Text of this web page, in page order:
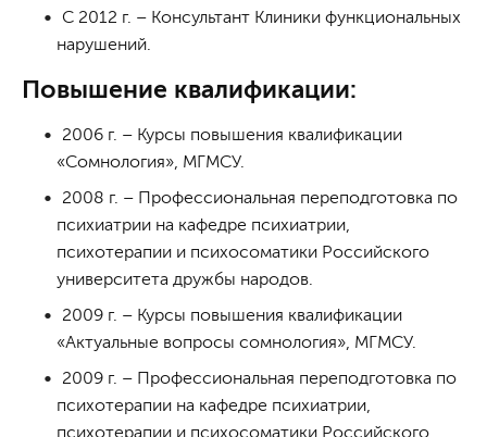
С 2012 г. – Консультант Клиники функциональных
нарушений.
Повышение квалификации:
2006 г. – Курсы повышения квалификации
«Сомнология», МГМСУ.
2008 г. – Профессиональная переподготовка по
психиатрии на кафедре психиатрии,
психотерапии и психосоматики Российского
университета дружбы народов.
2009 г. – Курсы повышения квалификации
«Актуальные вопросы сомнология», МГМСУ.
2009 г. – Профессиональная переподготовка по
психотерапии на кафедре психиатрии,
психотерапии и психосоматики Российского